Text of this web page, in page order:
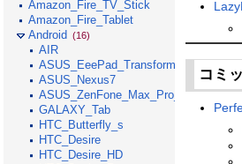
コミ
Amazon_Fire_TV_Stick
Amazon_Fire_Tablet
Android (16)
AIR
ASUS_EeePad_Transformer
ASUS_Nexus7
ASUS_ZenFone_Max_Pro_M1
GALAXY_Tab
HTC_Butterfly_s
HTC_Desire
HTC_Desire_HD